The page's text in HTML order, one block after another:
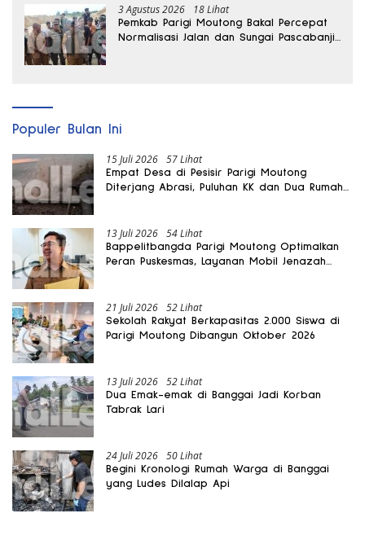
3 Agustus 2026 18 Lihat
Pemkab Parigi Moutong Bakal Percepat
Normalisasi Jalan dan Sungai Pascabanjir
Populer Bulan Ini
15 Juli 2026 57 Lihat
Empat Desa di Pesisir Parigi Moutong
Diterjang Abrasi, Puluhan KK dan Dua Rumah
13 Juli 2026 54 Lihat
Bappelitbangda Parigi Moutong Optimalkan
Peran Puskesmas, Layanan Mobil Jenazah
21 Juli 2026 52 Lihat
Sekolah Rakyat Berkapasitas 2.000 Siswa di
Parigi Moutong Dibangun Oktober 2026
13 Juli 2026 52 Lihat
Dua Emak-emak di Banggai Jadi Korban
Tabrak Lari
24 Juli 2026 50 Lihat
Begini Kronologi Rumah Warga di Banggai
yang Ludes Dilalap Api